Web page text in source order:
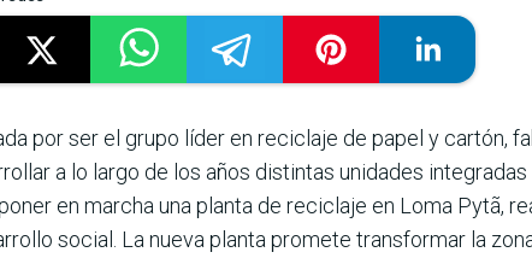
por ser el grupo líder en reciclaje de papel y cartón,
a lo largo de los años distintas unidades
en mar­cha una planta de reciclaje en Loma Pytã,
social. La nueva planta promete transformar la